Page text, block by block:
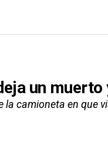
un
camioneta en que